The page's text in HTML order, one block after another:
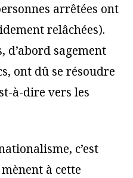
arrêtées ont
relâchées).
d’abord sagement
ont dû se résoudre
à-dire vers les
c’est
à cette